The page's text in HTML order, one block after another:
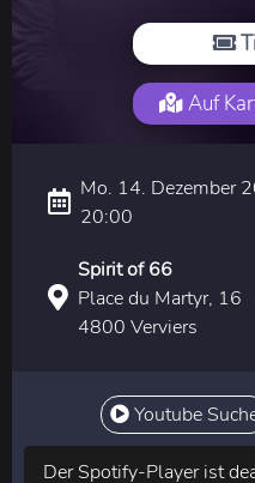
Auf
Mo. 14. Dezember
20:00
Spirit of 66
Place du Martyr, 16
4800 Verviers
Youtube
Der Spotify-Player ist